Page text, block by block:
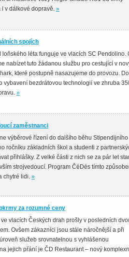
v dálkové dopravě. »
spojích
loňského léta funguje ve vlacích SC Pendolino.
nabízet tuto žádanou službu pro cestující v
které postupně nasazujeme do provozu. Do
vybavení bezdrátovou technologií ve zhruba
»
zaměstnanci
výběrové řízení do dalšího běhu Stipendijního
ročníku základních škol a studenti z
přihlášky. Z velké části z nich se za pár let
strojvedoucí. Program ČéDés tímto
chytré lidi. »
za rozumné ceny
vlacích Českých drah prošly v posledních
Ovšem zákazníci jsou stále náročnější a při
služeb srovnatelnou s vyhlášenou
jejich přání je ČD Restaurant – nový